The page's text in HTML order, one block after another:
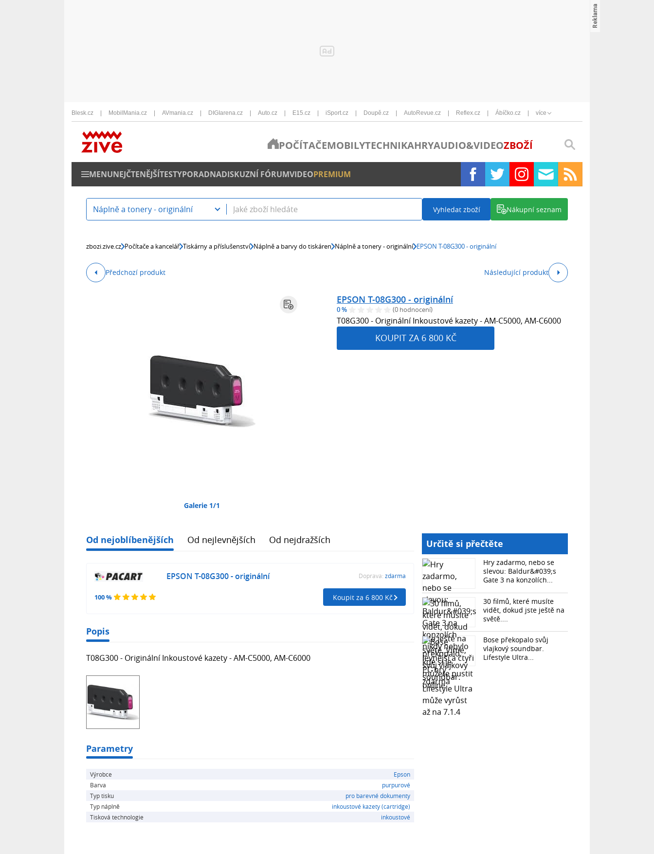
Blesk.cz MobilMania.cz AVmania.cz DIGIarena.cz Auto.cz E15.cz iSport.cz Doupě.cz AutoRevue.cz Reflex.cz Ábíčko.cz více
POČÍTAČEMOBILYTECHNIKAHRYAUDIO&VIDEOZBOŽÍ
MENUNEJČTENĚJŠÍTESTYPORADNADISKUZNÍ FÓRUMVIDEOPREMIUM
Náplně a tonery - originální Vyhledat zboží Nákupní seznam
zbozi.zive.cz Počítače a kancelář Tiskárny a příslušenství Náplně a barvy do tiskáren Náplně a tonery - originální EPSON T-08G300 - originální
Předchozí produkt Následující produkt
Galerie 1/1
EPSON T-08G300 - originální
0 % (0 hodnocení)
T08G300 - Originální Inkoustové kazety - AM-C5000, AM-C6000
KOUPIT ZA 6 800 KČ
Od nejoblíbenějších Od nejlevnějších Od nejdražších
100 %
EPSON T-08G300 - originální Doprava: zdarma
Koupit za 6 800 Kč
Popis
T08G300 - Originální Inkoustové kazety - AM-C5000, AM-C6000
Parametry
Výrobce
Epson
Barva
purpurové
Typ tisku
pro barevné dokumenty
Typ náplně
inkoustové kazety (cartridge)
Tisková technologie
inkoustové
Určitě si přečtěte
Hry zadarmo, nebo se
slevou: Baldur&#039;s
Gate 3 na konzolích...
30 filmů, které musíte
vidět, dokud jste ještě na
světě....
Bose překopalo svůj
vlajkový soundbar.
Lifestyle Ultra...